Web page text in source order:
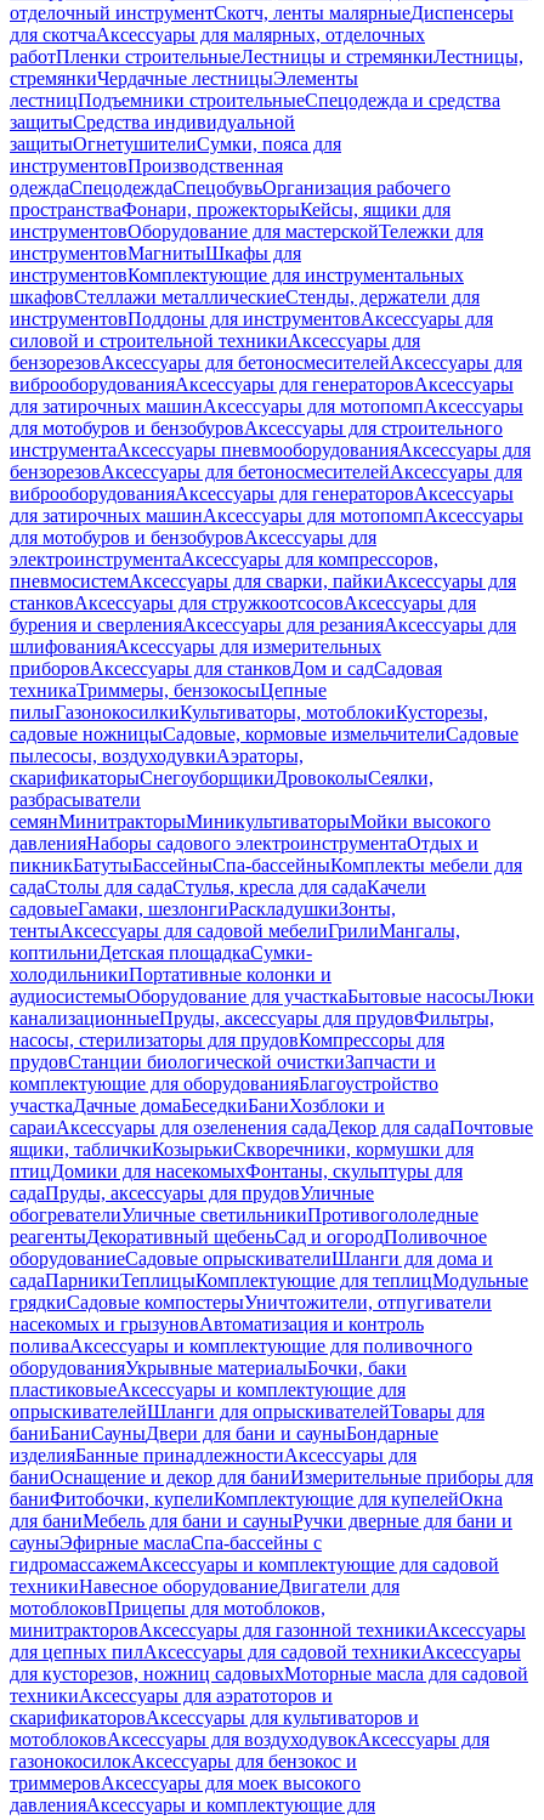
отделочный инструментСкотч, ленты малярныеДиспенсеры
для скотчаАксессуары для малярных, отделочных
работПленки строительныеЛестницы и стремянкиЛестницы,
стремянкиЧердачные лестницыЭлементы
лестницПодъемники строительныеСпецодежда и средства
защитыСредства индивидуальной
защитыОгнетушителиСумки, пояса для
инструментовПроизводственная
одеждаСпецодеждаСпецобувьОрганизация рабочего
пространстваФонари, прожекторыКейсы, ящики для
инструментовОборудование для мастерскойТележки для
инструментовМагнитыШкафы для
инструментовКомплектующие для инструментальных
шкафовСтеллажи металлическиеСтенды, держатели для
инструментовПоддоны для инструментовАксессуары для
силовой и строительной техникиАксессуары для
бензорезовАксессуары для бетоносмесителейАксессуары для
виброоборудованияАксессуары для генераторовАксессуары
для затирочных машинАксессуары для мотопомпАксессуары
для мотобуров и бензобуровАксессуары для строительного
инструментаАксессуары пневмооборудованияАксессуары для
бензорезовАксессуары для бетоносмесителейАксессуары для
виброоборудованияАксессуары для генераторовАксессуары
для затирочных машинАксессуары для мотопомпАксессуары
для мотобуров и бензобуровАксессуары для
электроинструментаАксессуары для компрессоров,
пневмосистемАксессуары для сварки, пайкиАксессуары для
станковАксессуары для стружкоотсосовАксессуары для
бурения и сверленияАксессуары для резанияАксессуары для
шлифованияАксессуары для измерительных
приборовАксессуары для станковДом и садСадовая
техникаТриммеры, бензокосыЦепные
пилыГазонокосилкиКультиваторы, мотоблокиКусторезы,
садовые ножницыСадовые, кормовые измельчителиСадовые
пылесосы, воздуходувкиАэраторы,
скарификаторыСнегоуборщикиДровоколыСеялки,
разбрасыватели
семянМинитракторыМиникультиваторыМойки высокого
давленияНаборы садового электроинструментаОтдых и
пикникБатутыБассейныСпа-бассейныКомплекты мебели для
садаСтолы для садаСтулья, кресла для садаКачели
садовыеГамаки, шезлонгиРаскладушкиЗонты,
тентыАксессуары для садовой мебелиГрилиМангалы,
коптильниДетская площадкаСумки-
холодильникиПортативные колонки и
аудиосистемыОборудование для участкаБытовые насосыЛюки
канализационныеПруды, аксессуары для прудовФильтры,
насосы, стерилизаторы для прудовКомпрессоры для
прудовСтанции биологической очисткиЗапчасти и
комплектующие для оборудованияБлагоустройство
участкаДачные домаБеседкиБаниХозблоки и
сараиАксессуары для озеленения садаДекор для садаПочтовые
ящики, табличкиКозырькиСкворечники, кормушки для
птицДомики для насекомыхФонтаны, скульптуры для
садаПруды, аксессуары для прудовУличные
обогревателиУличные светильникиПротивогололедные
реагентыДекоративный щебеньСад и огородПоливочное
оборудованиеСадовые опрыскивателиШланги для дома и
садаПарникиТеплицыКомплектующие для теплицМодульные
грядкиСадовые компостерыУничтожители, отпугиватели
насекомых и грызуновАвтоматизация и контроль
поливаАксессуары и комплектующие для поливочного
оборудованияУкрывные материалыБочки, баки
пластиковыеАксессуары и комплектующие для
опрыскивателейШланги для опрыскивателейТовары для
баниБаниСауныДвери для бани и сауныБондарные
изделияБанные принадлежностиАксессуары для
баниОснащение и декор для баниИзмерительные приборы для
баниФитобочки, купелиКомплектующие для купелейОкна
для баниМебель для бани и сауныРучки дверные для бани и
сауныЭфирные маслаСпа-бассейны с
гидромассажемАксессуары и комплектующие для садовой
техникиНавесное оборудованиеДвигатели для
мотоблоковПрицепы для мотоблоков,
минитракторовАксессуары для газонной техникиАксессуары
для цепных пилАксессуары для садовой техникиАксессуары
для кусторезов, ножниц садовыхМоторные масла для садовой
техникиАксессуары для аэратоторов и
скарификаторовАксессуары для культиваторов и
мотоблоковАксессуары для воздуходувокАксессуары для
газонокосилокАксессуары для бензокос и
триммеровАксессуары для моек высокого
давленияАксессуары и комплектующие для